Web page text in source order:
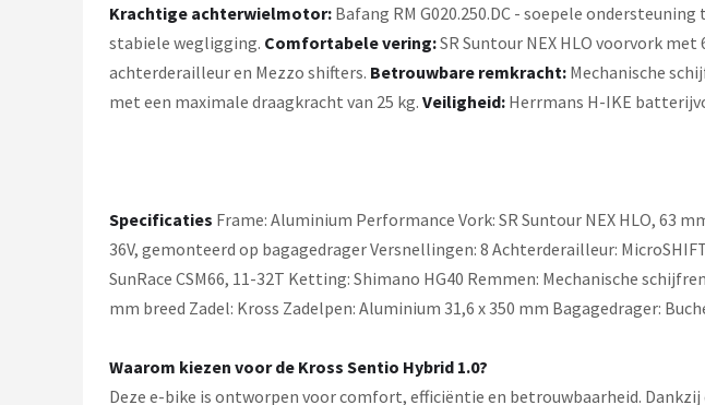
ShimanoKrachtige achterwielmotor: Bafang RM G020.250.DC - soepele
stabiele wegligging. Comfortabele vering:SR Suntour NEX HLO voorvork met
achterderailleur en Mezzo shifters. Betrouwbare remkracht: Mechanische
met een maximale draagkracht van 25 kg. Veiligheid: Herrmans H-IKE
Specificaties Frame: Aluminium Performance Vork: SR Suntour NEX HLO, 63
36V, gemonteerd op bagagedrager Versnellingen: 8 Achterderailleur:
SunRace CSM66, 11-32T Ketting: Shimano HG40 Remmen: Mechanische
mm breed Zadel: Kross Zadelpen: Aluminium 31,6 x 350 mm Bagagedrager:
Waarom kiezen voor de Kross Sentio Hybrid 1.0?
Deze e-bike is ontworpen voor comfort, efficiëntie en betrouwbaarheid.